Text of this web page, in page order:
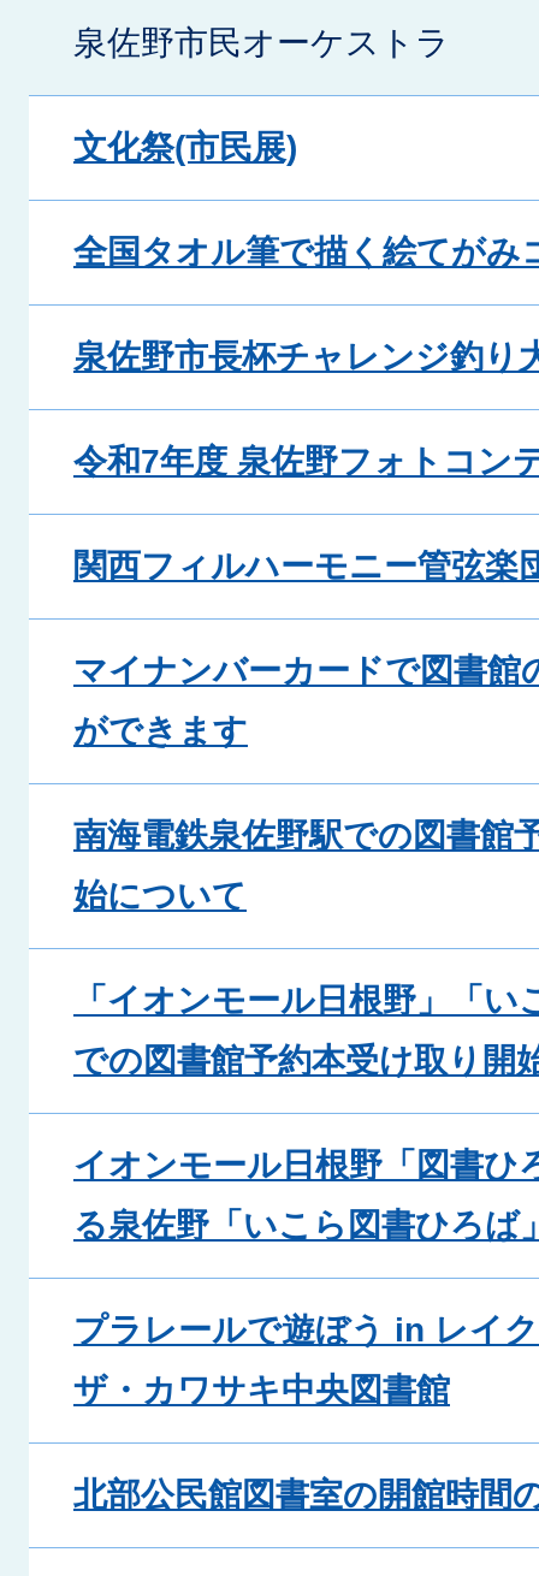
泉佐野市民オーケストラ
文化祭(市民展)
全国タオル筆で描く絵てがみ
泉佐野市長杯チャレンジ釣り
令和7年度 泉佐野フォトコン
関西フィルハーモニー管弦楽
マイナンバーカードで図書館
ができます
南海電鉄泉佐野駅での図書館
始について
「イオンモール日根野」「
での図書館予約本受け取り開
イオンモール日根野「図書ひ
る泉佐野「いこら図書ひろば
プラレールで遊ぼう in レイ
ザ・カワサキ中央図書館
北部公民館図書室の開館時間